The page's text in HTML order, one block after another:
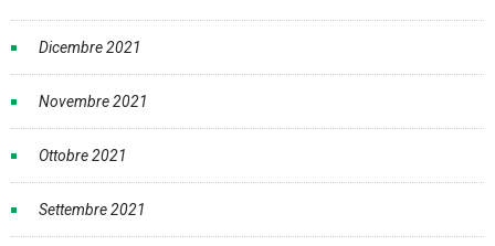
Dicembre 2021
Novembre 2021
Ottobre 2021
Settembre 2021